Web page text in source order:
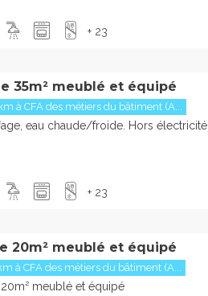
+ 23
35m² meublé et équipé
à CFA des métiers du bâtiment (A...
eau chaude/froide. Hors électricité
+ 23
20m² meublé et équipé
à CFA des métiers du bâtiment (A...
meublé et équipé